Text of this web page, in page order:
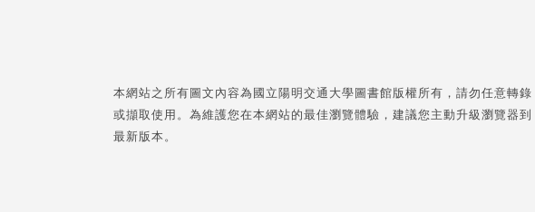
本網站之所有圖文內容為國立陽明交通大學圖書館版權所有，請勿任意轉錄
或擷取使用。為維護您在本網站的最佳瀏覽體驗，建議您主動升級瀏覽器到
最新版本。